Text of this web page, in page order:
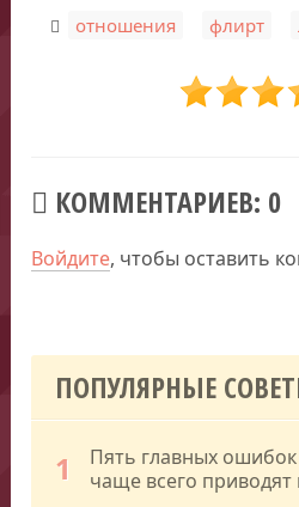
отношения флирт
КОММЕНТАРИЕВ: 0
Войдите, чтобы оставить
ПОПУЛЯРНЫЕ
1
Пять главных
чаще всего приводят